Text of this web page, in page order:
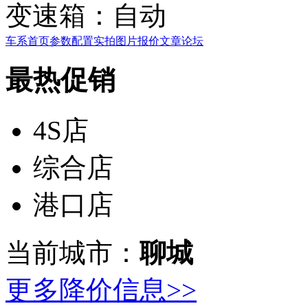
变速箱： 自动
车系首页参数配置实拍图片报价文章论坛
最热促销
4S店
综合店
港口店
当前城市：聊城
更多降价信息>>